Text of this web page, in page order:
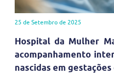
25 de Setembro de 2025
Hospital da Mulher
acompanhamento
nascidas em